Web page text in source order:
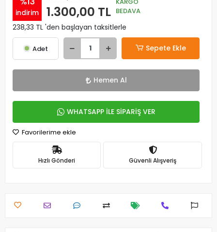
indirim 1.300,00 TL BEDAVA
238,33 TL 'den başlayan taksitlerle
Adet Sepete Ekle
Hemen Al
WHATSAPP İLE SİPARİŞ VER
Favorilerime ekle
Hızlı Gönderi Güvenli Alışveriş